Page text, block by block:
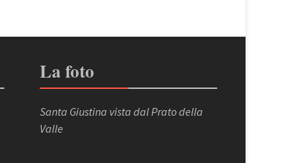
La foto
Santa Giustina vista dal Prato della
Valle